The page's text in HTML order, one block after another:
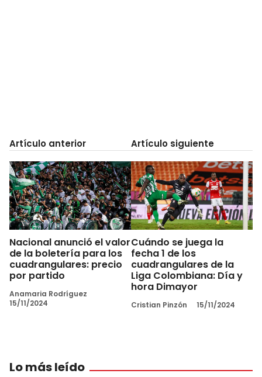
Artículo anterior
Nacional anunció el valor
de la boletería para los
cuadrangulares: precio
por partido
Anamaria Rodríguez
15/11/2024
Artículo siguiente
Cuándo se juega la
fecha 1 de los
cuadrangulares de la
Liga Colombiana: Día y
hora Dimayor
Cristian Pinzón 15/11/2024
Lo más leído